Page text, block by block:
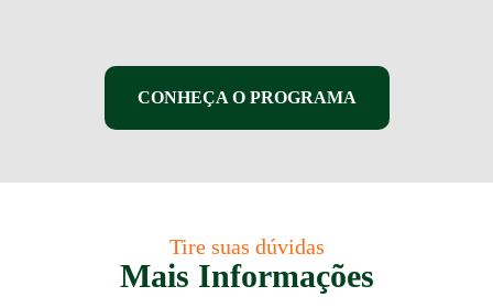
CONHEÇA O PROGRAMA
Tire suas dúvidas
Mais Informações